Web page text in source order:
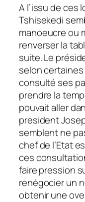
A l’issu de ces
Tshisekedi
manoeucre ou
renverser la
suite. Le
selon
consulté ses
prendre la
pouvait aller
president
semblent ne
chef de l’Etat
ces
faire pression
renégocier un
obtenir une